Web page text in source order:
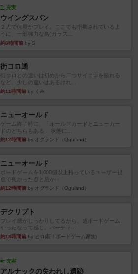
充実
ウイングスパン
２人で何度かプレイ。ここでも指摘されているよ
うに、一部強力な鳥(カラス...
約6時間前 by S
街コロ通
街コロとの違いは初めから二つサイコロを振れる
など、少しの違いはあるけれ...
約11時間前 by くみ
ニューオールド
ゲーム終了時に、「オールドカードとニューカー
ドのどちらもある」 状態に...
約12時間前 by オグランド（Oguland）
ニューオールド
ボードゲームを1,000個以上持っているユーザー視
点で良かった点と悪か...
約12時間前 by オグランド（Oguland）
デクリプト
プレイ感がしっかりしてるから、超ボードゲーム
やったなって感じ。パーティ...
約13時間前 by ヒロ(新！ボードゲーム家族)
充実
アルナックの失われし遺跡